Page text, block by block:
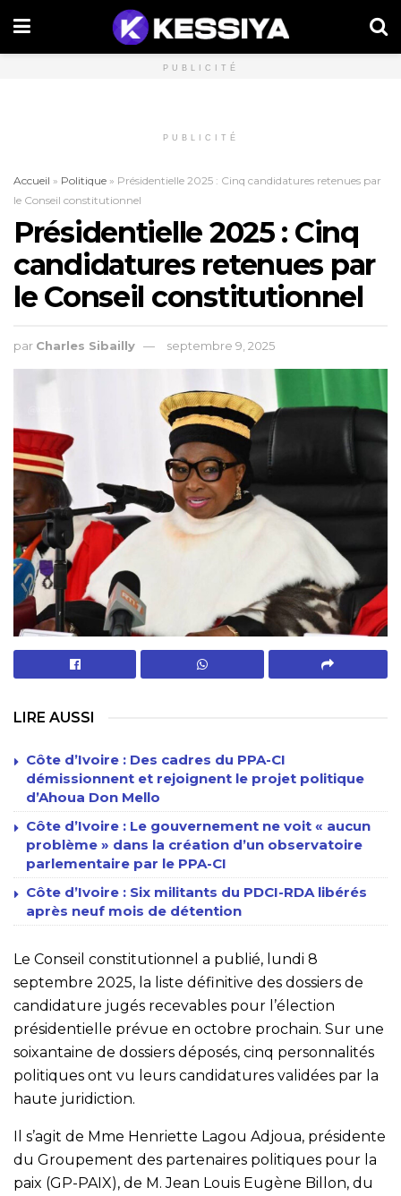
PUBLICITÉ
PUBLICITÉ
Accueil » Politique » Présidentielle 2025 : Cinq candidatures retenues par
le Conseil constitutionnel
Présidentielle 2025 : Cinq
candidatures retenues par
le Conseil constitutionnel
par Charles Sibailly septembre 9, 2025
LIRE AUSSI
Côte d’Ivoire : Des cadres du PPA-CI
démissionnent et rejoignent le projet politique
d’Ahoua Don Mello
Côte d’Ivoire : Le gouvernement ne voit « aucun
problème » dans la création d’un observatoire
parlementaire par le PPA-CI
Côte d’Ivoire : Six militants du PDCI-RDA libérés
après neuf mois de détention
Le Conseil constitutionnel a publié, lundi 8
septembre 2025, la liste définitive des dossiers de
candidature jugés recevables pour l’élection
présidentielle prévue en octobre prochain. Sur une
soixantaine de dossiers déposés, cinq personnalités
politiques ont vu leurs candidatures validées par la
haute juridiction.
Il s’agit de Mme Henriette Lagou Adjoua, présidente
du Groupement des partenaires politiques pour la
paix (GP-PAIX), de M. Jean Louis Eugène Billon, du